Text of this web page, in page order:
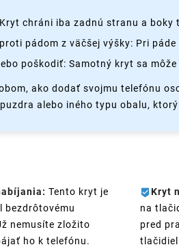
chráni iba zadnú stranu a
pádom z väčšej výšky: Pri
poškodiť: Samotný kryt sa
ako dodať svojmu telefónu
alebo iného typu obalu,
Tento kryt je
bezdrôtovému
nemusíte zložito
ho k telefónu.
Kryt
na
pred